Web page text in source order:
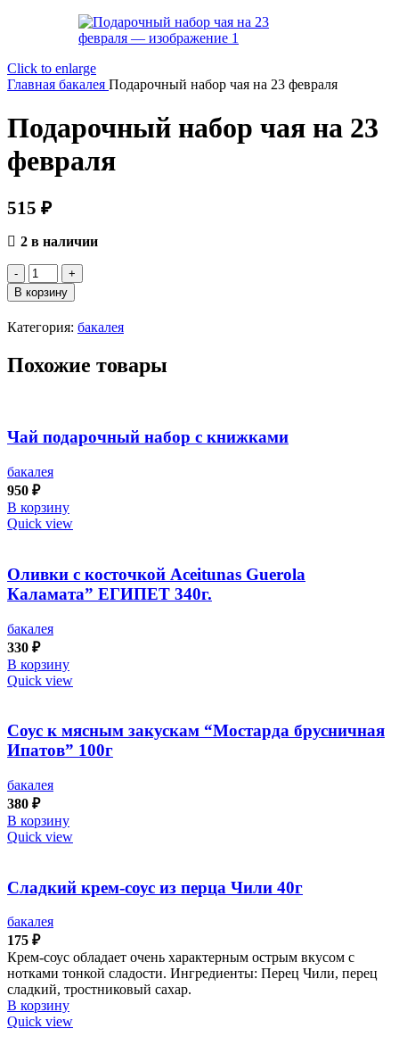
Click to enlarge
Главная бакалея Подарочный набор чая на 23 февраля
Подарочный набор чая на 23
февраля
515 ₽
2 в наличии
Количество
товара
Подарочный
чая
23
В корзину
Категория: бакалея
Похожие товары
Чай подарочный набор с книжками
бакалея
950 ₽
В корзину
Quick view
Оливки с косточкой Aceitunas Guerola
Каламата” ЕГИПЕТ 340г.
бакалея
330 ₽
В корзину
Quick view
Соус к мясным закускам “Мостарда брусничная
Ипатов” 100г
бакалея
380 ₽
В корзину
Quick view
Сладкий крем-соус из перца Чили 40г
бакалея
175 ₽
Крем-соус обладает очень характерным острым вкусом с
нотками тонкой сладости. Ингредиенты: Перец Чили, перец
сладкий, тростниковый сахар.
В корзину
Quick view